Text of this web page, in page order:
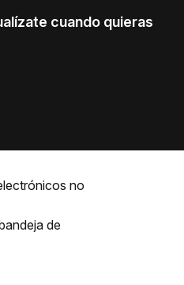
cuando quieras
no
de